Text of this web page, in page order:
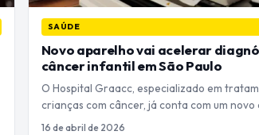
SAÚDE
Novo aparelho vai acelerar
câncer infantil em São Paulo
O Hospital Graacc, especializado em
crianças com câncer, já conta com um
16 de abril de 2026